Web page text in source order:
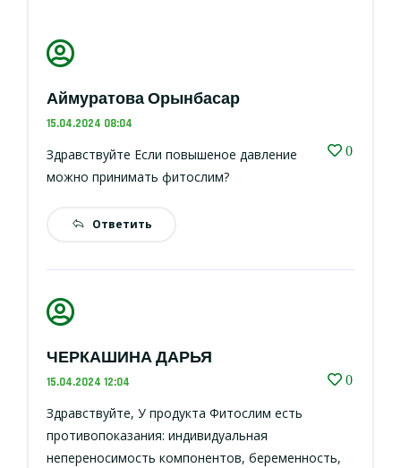
Аймуратова Орынбасар
15.04.2024 08:04
0
Здравствуйте Если повышеное давление
можно принимать фитослим?
Ответить
ЧЕРКАШИНА ДАРЬЯ
0
15.04.2024 12:04
Здравствуйте, У продукта Фитослим есть
противопоказания: индивидуальная
непереносимость компонентов, беременность,